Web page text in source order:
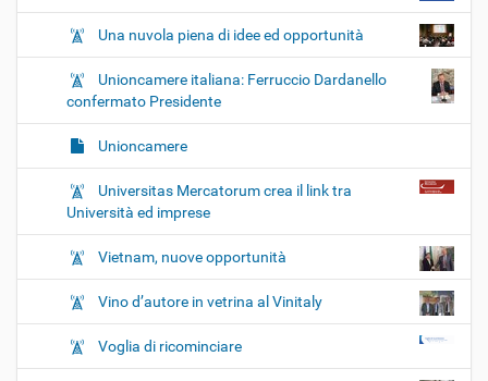
Una nuvola piena di idee ed opportunità
Unioncamere italiana: Ferruccio Dardanello
confermato Presidente
Unioncamere
Universitas Mercatorum crea il link tra
Università ed imprese
Vietnam, nuove opportunità
Vino d’autore in vetrina al Vinitaly
Voglia di ricominciare